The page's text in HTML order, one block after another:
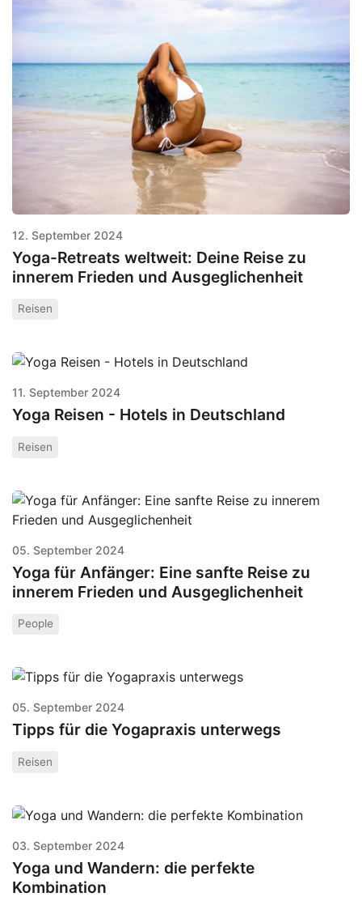
12. September 2024
Yoga-Retreats weltweit: Deine Reise zu
innerem Frieden und Ausgeglichenheit
Reisen
11. September 2024
Yoga Reisen - Hotels in Deutschland
Reisen
05. September 2024
Yoga für Anfänger: Eine sanfte Reise zu
innerem Frieden und Ausgeglichenheit
People
05. September 2024
Tipps für die Yogapraxis unterwegs
Reisen
03. September 2024
Yoga und Wandern: die perfekte
Kombination